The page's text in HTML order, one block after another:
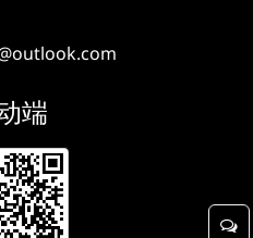
端